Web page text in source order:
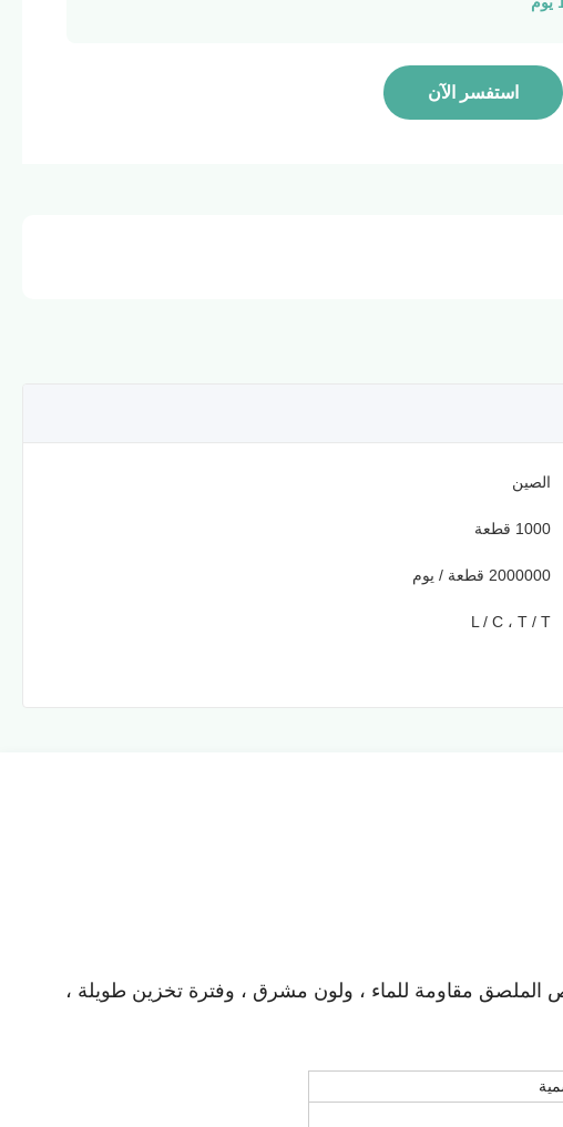
استفسر الآن
الصين
1000 قطعة
2000000 قطعة / يوم
L / C ، T / T
الملصق مقاومة للماء ، ولون مشرق ، وفترة تخزين طويلة ،